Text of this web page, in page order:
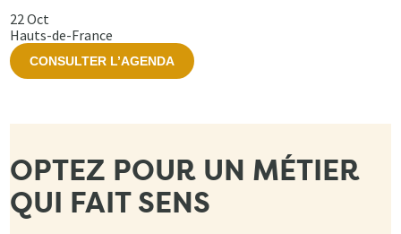
22 Oct
Hauts-de-France
CONSULTER L’AGENDA
OPTEZ POUR UN MÉTIER
QUI FAIT SENS